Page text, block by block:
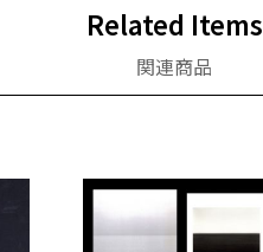
Related Items
関連商品